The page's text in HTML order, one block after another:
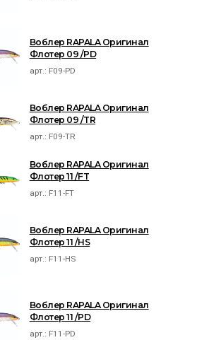
Воблер RAPALA Оригинал
Флотер 09 /PD
арт.: F09-PD
Воблер RAPALA Оригинал
Флотер 09 /TR
арт.: F09-TR
Воблер RAPALA Оригинал
Флотер 11 /FT
арт.: F11-FT
Воблер RAPALA Оригинал
Флотер 11 /HS
арт.: F11-HS
Воблер RAPALA Оригинал
Флотер 11 /PD
арт.: F11-PD